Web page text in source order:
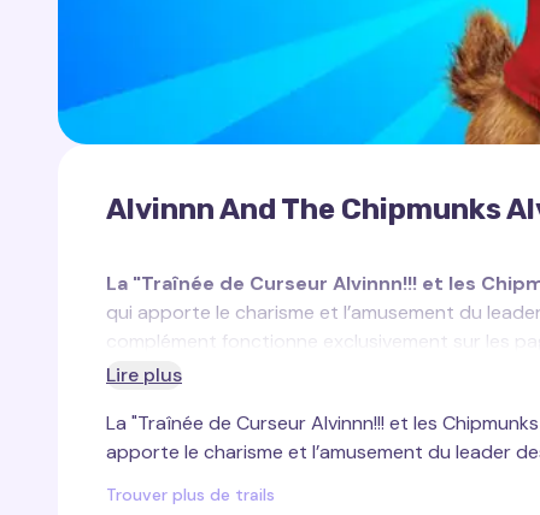
Alvinnn And The Chipmunks
La "Traînée de Curseur Alvinnn!!! et les
qui apporte le charisme et l’amusement du
complément fonctionne exclusivement sur les
Cursor Trails for Chrome
Alvin, le personnage principal de la série
créativité et son caractère légèrement
l’aventure, bien que son impulsivité le mène
Lire plus
La "Traînée de Curseur Alvinnn!!! et les
apporte le charisme et l’amusement du leader
Trouver plus de trails